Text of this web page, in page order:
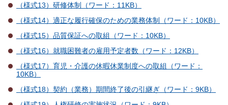
（様式13）研修体制（ワード：11KB）
（様式14）適正な履行確保のための業務体制（ワード：10KB）
（様式15）品質保証への取組（ワード：10KB）
（様式16）就職困難者の雇用予定者数（ワード：12KB）
（様式17）育児・介護の休暇休業制度への取組（ワード：
10KB）
（様式18）契約（業務）期間終了後の引継ぎ（ワード：9KB）